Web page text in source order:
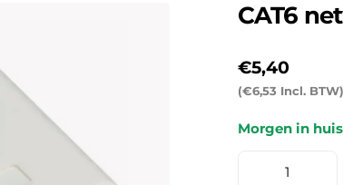
CAT6
(€6,53 Incl. BTW)
€5,40
Morgen in huis